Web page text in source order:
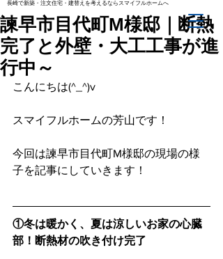
長崎で新築・注文住宅・建替えを考えるならスマイフルホームへ
諫早市目代町M様邸｜断熱
完了と外壁・大工工事が進
行中～
こんにちは(^_^)v
スマイフルホームの芳山です！
今回は諫早市目代町M様邸の現場の様
子を記事にしていきます！
①冬は暖かく、夏は涼しいお家の心臓
部！断熱材の吹き付け完了